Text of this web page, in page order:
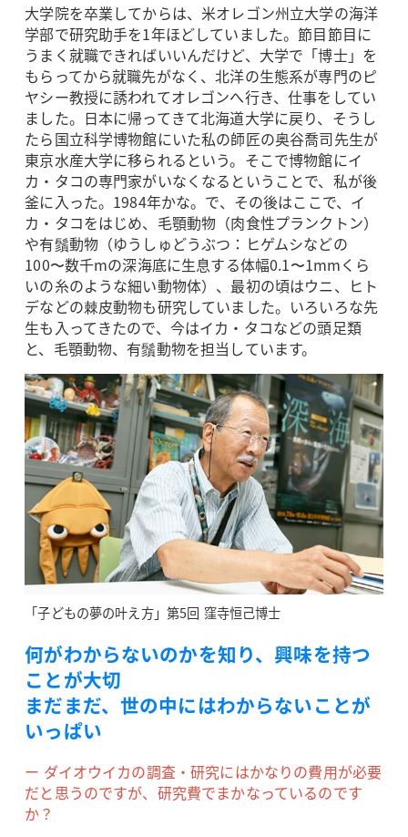
大学院を卒業してからは、米オレゴン州立大学の海洋
学部で研究助手を1年ほどしていました。節目節目に
うまく就職できればいいんだけど、大学で「博士」を
もらってから就職先がなく、北洋の生態系が専門のピ
ヤシー教授に誘われてオレゴンへ行き、仕事をしてい
ました。日本に帰ってきて北海道大学に戻り、そうし
たら国立科学博物館にいた私の師匠の奥谷喬司先生が
東京水産大学に移られるという。そこで博物館にイ
カ・タコの専門家がいなくなるということで、私が後
釜に入った。1984年かな。で、その後はここで、イ
カ・タコをはじめ、毛顎動物（肉食性プランクトン）
や有鬚動物（ゆうしゅどうぶつ：ヒゲムシなどの
100〜数千mの深海底に生息する体幅0.1〜1mmくら
いの糸のような細い動物体）、最初の頃はウニ、ヒト
デなどの棘皮動物も研究していました。いろいろな先
生も入ってきたので、今はイカ・タコなどの頭足類
と、毛顎動物、有鬚動物を担当しています。
「子どもの夢の叶え方」第5回 窪寺恒己博士
何がわからないのかを知り、興味を持つ
ことが大切
まだまだ、世の中にはわからないことが
いっぱい
ー ダイオウイカの調査・研究にはかなりの費用が必要
だと思うのですが、研究費でまかなっているのです
か？